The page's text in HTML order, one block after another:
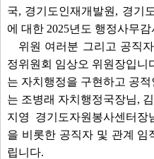
국, 경기도인재개발원, 경기
에 대한 2025년도 행정사무
위원 여러분 그리고 공직
정위원회 임상오 위원장입니
는 자치행정을 구현하고 공
는 조병래 자치행정국장님,
지영 경기도자원봉사센터
을 비롯한 공직자 및 관계 임
립니다.